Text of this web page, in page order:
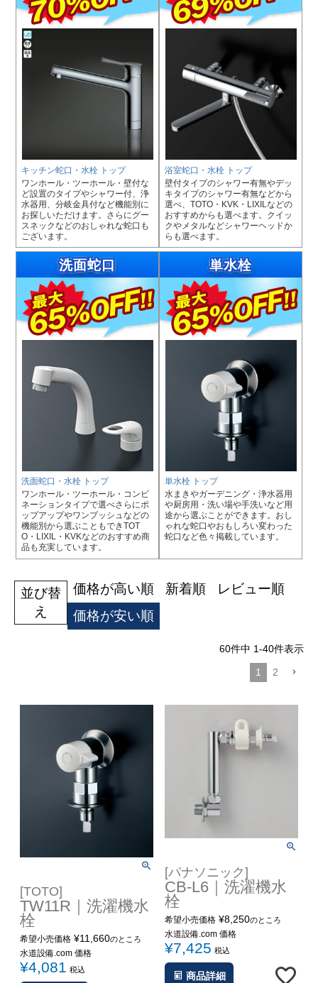
キッチン蛇口・水栓 トップ
ワンホール・ツーホール・壁付な
ど設置のタイプやシャワー付、浄
水器用、分岐金具付など機能別に
お探しいただけます。さらにグー
スネックなどのおしゃれな蛇口も
ございます。
浴室蛇口・水栓 トップ
壁付タイプのシャワー有無やデッ
キタイプのシャワー有無などから
選べ、TOTO・KVK・LIXILなどの
おすすめからも選べます。クイッ
クやメタルなどシャワーヘッドか
らも選べます。
洗面蛇口
洗面蛇口・水栓 トップ
ワンホール・ツーホール・コンビ
ネーションタイプで選べさらにポ
ップアップやワンプッシュなどの
機能別から選ぶこともできTOT
O・LIXIL・KVKなどのおすすめ商
品も充実しています。
単水栓
単水栓 トップ
水まきやガーデニング・浄水器用
や厨房用・洗い場や手洗いなど用
途から選ぶことができます。おし
ゃれな蛇口やおもしろい変わった
蛇口など色々掲載しています。
並び替
え
価格が高い順 新着順
レビュー順
価格が安い順
60件中 1-40件表示
1 2
[TOTO]
TW11R｜洗濯機水
栓
希望小売価格 ¥11,660のところ
水道設備.com 価格
¥4,081 税込
[パナソニック]
CB-L6｜洗濯機水
栓
希望小売価格 ¥8,250のところ
水道設備.com 価格
¥7,425 税込
商品詳細